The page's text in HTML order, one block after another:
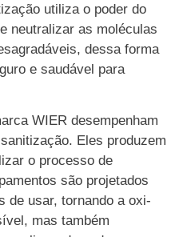
utiliza o poder do
neutralizar as moléculas
dessa forma
e saudável para
WIER desempenham
Eles produzem
o processo de
são projetados
de usar, tornando a oxi-
mas também